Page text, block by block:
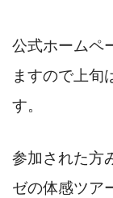
公式ホームペ
ますので上旬
す。
参加された方
ゼの体感ツア